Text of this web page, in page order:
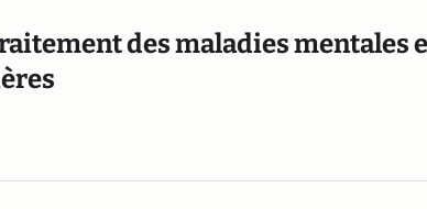
des maladies mentales